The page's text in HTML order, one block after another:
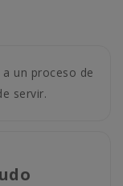
un proceso de
servir.